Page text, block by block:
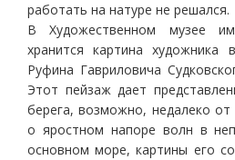
работать на натуре не решался.
В Художественном музее
хранится картина
Руфина Гавриловича
Этот пейзаж дает
берега, возможно, недалеко
о яростном напоре волн в
основном море, картины его